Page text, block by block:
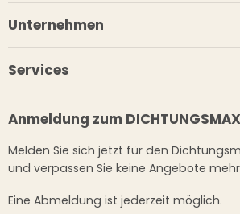
Unternehmen
Services
Anmeldung zum
Melden Sie sich jetzt für den
und verpassen Sie keine Angebote
Eine Abmeldung ist jederzeit möglich.